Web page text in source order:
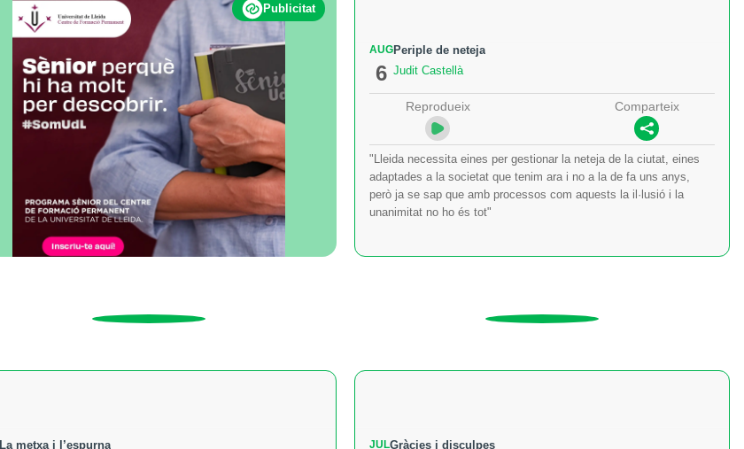
Publicitat
AUG
6
Periple de neteja
Judit Castellà
Reprodueix Comparteix
"Lleida necessita eines per gestionar la neteja de la ciutat, eines
adaptades a la societat que tenim ara i no a la de fa uns anys,
però ja se sap que amb processos com aquests la il·lusió i la
unanimitat no ho és tot"
La metxa i l’espurna
JULGràcies i disculpes